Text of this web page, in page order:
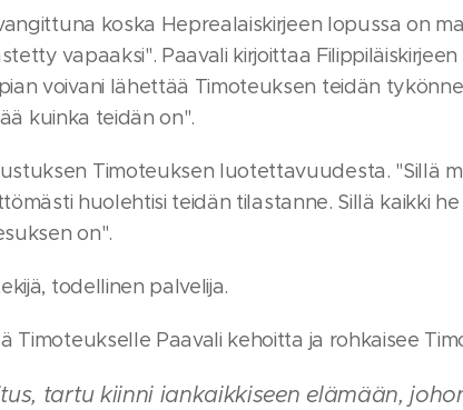
koska Heprealaiskirjeen lopussa on
vapaaksi". Paavali kirjoittaa
voivani lähettää Timoteuksen teidän
kuinka teidän on".
Timoteuksen luotettavuudesta. "Sillä
huolehtisi teidän tilastanne. Sillä kaikki
on".
todellinen palvelija.
Timoteukselle Paavali kehoitta ja rohkaisee
tartu kiinni iankaikkiseen elämään,